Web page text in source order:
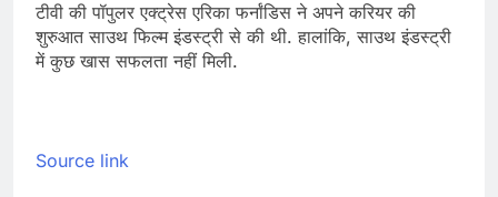
टीवी की पॉपुलर एक्ट्रेस एरिका फर्नांडिस ने अपने करियर की
शुरुआत साउथ फिल्म इंडस्ट्री से की थी. हालांकि, साउथ इंडस्ट्री
में कुछ खास सफलता नहीं मिली.
Source link